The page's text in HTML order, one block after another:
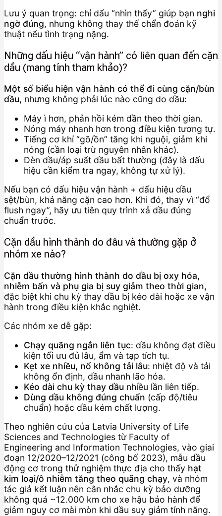
Lưu ý quan trọng: chỉ dấu “nhìn thấy” giúp bạn nghi
ngờ đúng, nhưng không thay thế chẩn đoán kỹ
thuật nếu tình trạng nặng.
Những dấu hiệu “vận hành” có liên quan đến cặn
dầu (mang tính tham khảo)?
Một số biểu hiện vận hành có thể đi cùng cặn/bùn
dầu, nhưng không phải lúc nào cũng do dầu:
Máy ì hơn, phản hồi kém dần theo thời gian.
Nóng máy nhanh hơn trong điều kiện tương tự.
Tiếng cơ khí “gõ/ồn” tăng khi nguội, giảm khi
nóng (cần loại trừ nguyên nhân khác).
Đèn dầu/áp suất dầu bất thường (đây là dấu
hiệu cần kiểm tra ngay, không tự xử lý).
Nếu bạn có dấu hiệu vận hành + dấu hiệu dầu
sệt/bùn, khả năng cặn cao hơn. Khi đó, thay vì “đổ
flush ngay”, hãy ưu tiên quy trình xả dầu đúng
chuẩn trước.
Cặn dầu hình thành do đâu và thường gặp ở
nhóm xe nào?
Cặn dầu thường hình thành do dầu bị oxy hóa,
nhiễm bẩn và phụ gia bị suy giảm theo thời gian,
đặc biệt khi chu kỳ thay dầu bị kéo dài hoặc xe vận
hành trong điều kiện khắc nghiệt.
Các nhóm xe dễ gặp:
Chạy quãng ngắn liên tục: dầu không đạt điều
kiện tối ưu đủ lâu, ẩm và tạp tích tụ.
Kẹt xe nhiều, nổ không tải lâu: nhiệt độ và tải
không ổn định, dầu nhanh lão hóa.
Kéo dài chu kỳ thay dầu nhiều lần liên tiếp.
Dùng dầu không đúng chuẩn (cấp độ/tiêu
chuẩn) hoặc dầu kém chất lượng.
Theo nghiên cứu của Latvia University of Life
Sciences and Technologies từ Faculty of
Engineering and Information Technologies, vào giai
đoạn 12/2020–12/2021 (công bố 2023), mẫu dầu
động cơ trong thử nghiệm thực địa cho thấy hạt
kim loại/ô nhiễm tăng theo quãng chạy, và nhóm
tác giả kết luận nên cân nhắc chu kỳ bảo dưỡng
không quá ~12.000 km cho xe hậu bảo hành để
giảm nguy cơ mài mòn khi dầu suy giảm tính năng.